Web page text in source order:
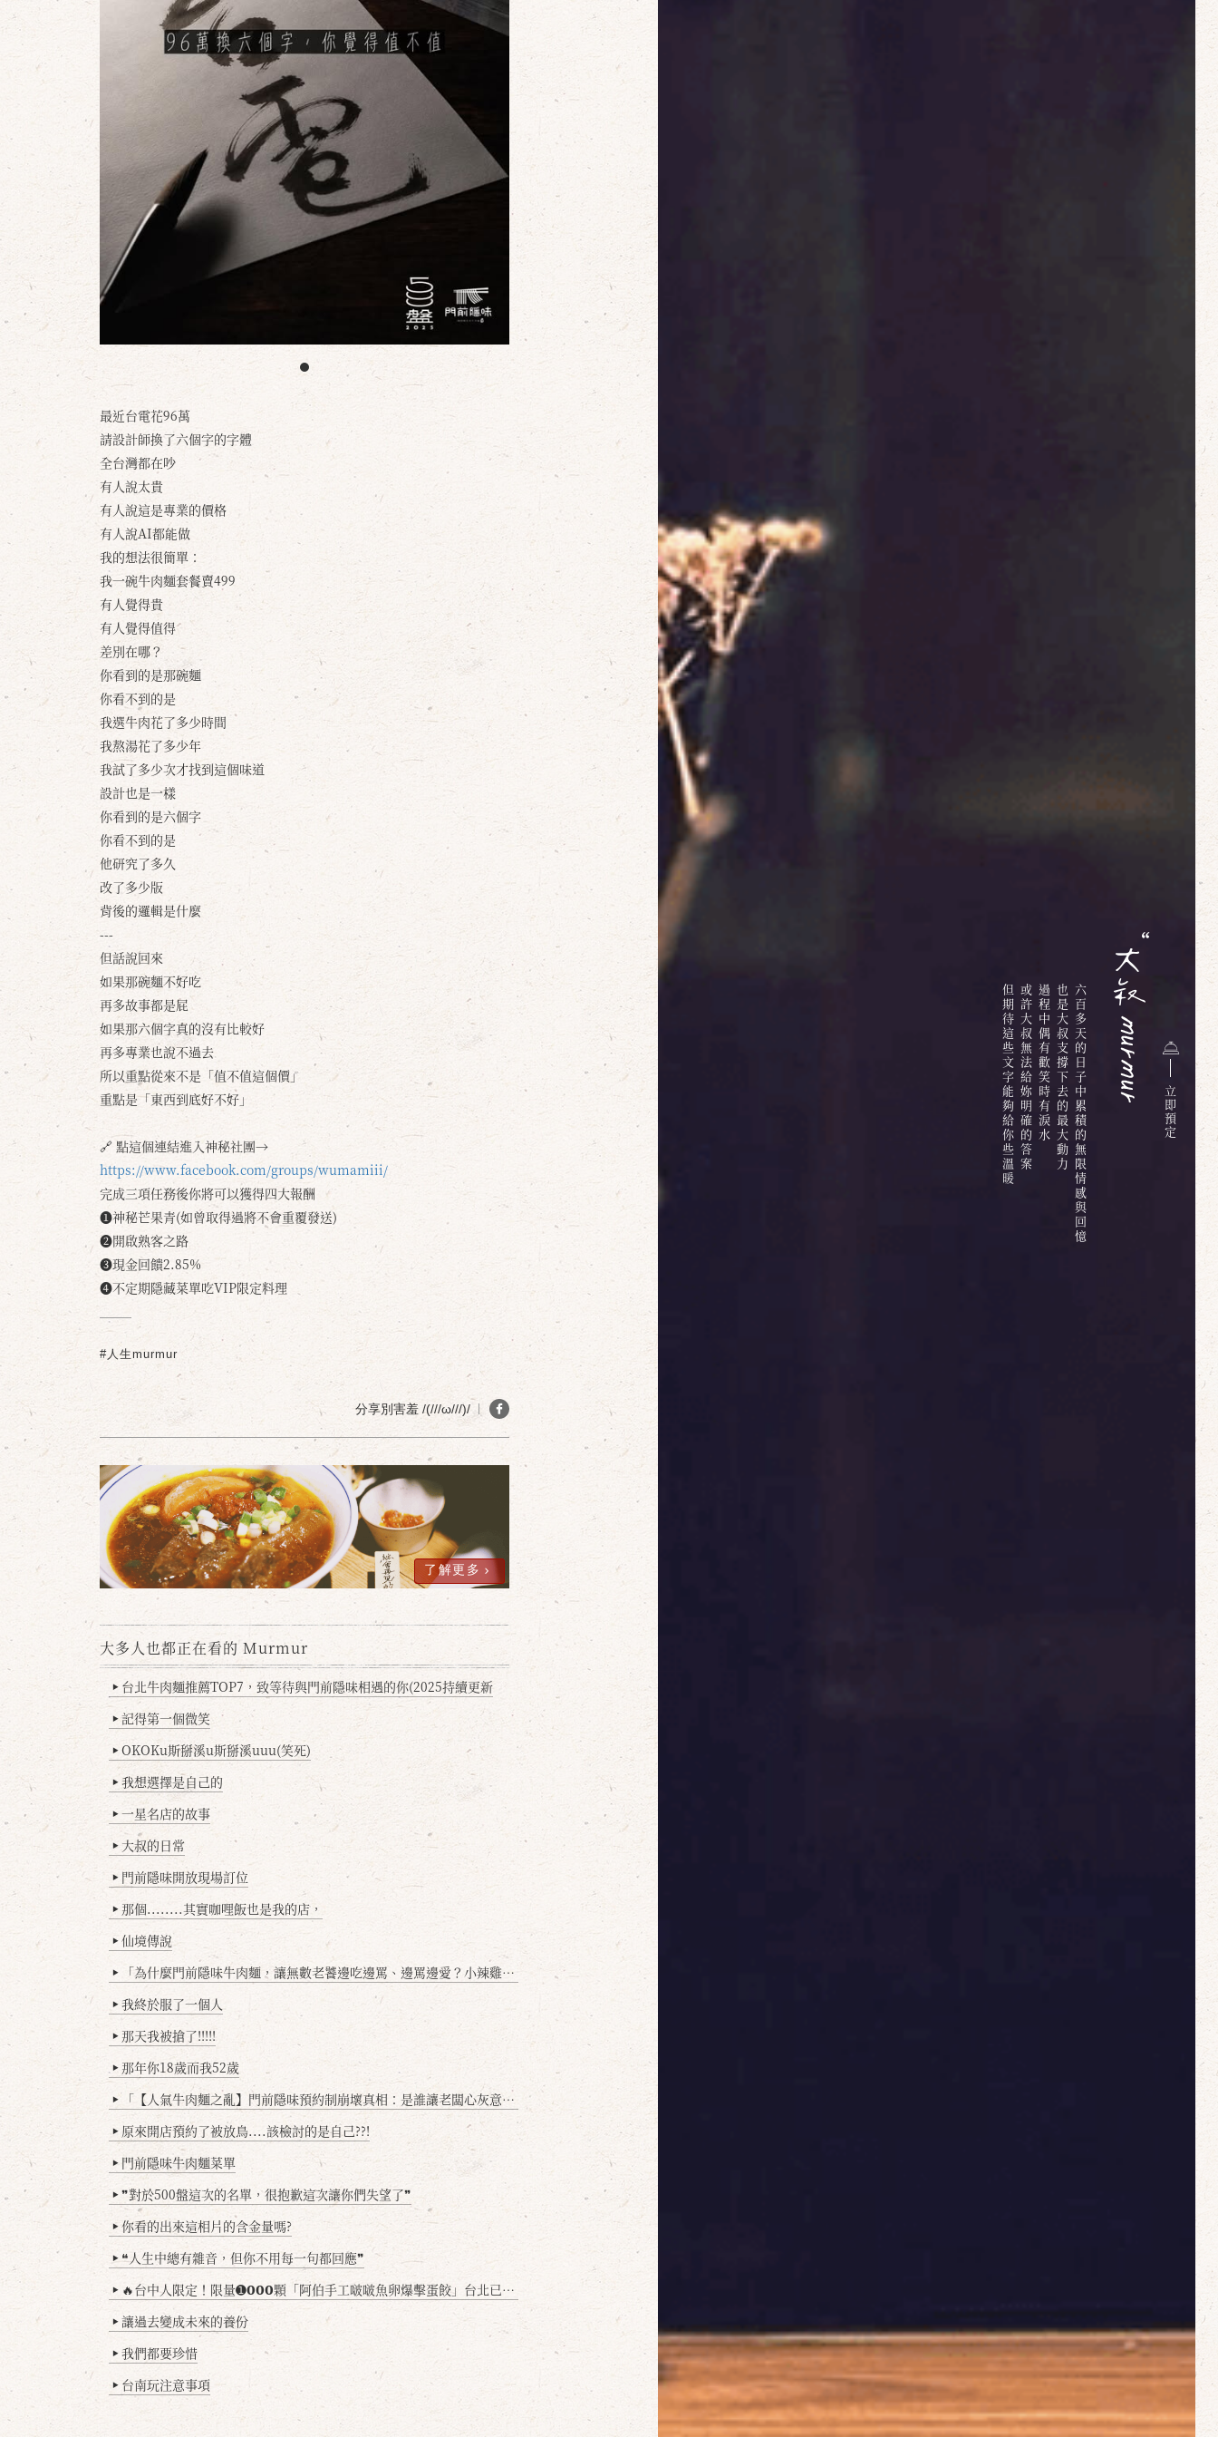
六百多天的日子中累積的無限情感與回憶
也是大叔支撐下去的最大動力
過程中偶有歡笑時有淚水
或許大叔無法給妳明確的答案
但期待這些文字能夠給你些溫暖
最近台電花96萬
請設計師換了六個字的字體
全台灣都在吵
有人說太貴
有人說這是專業的價格
有人說AI都能做
我的想法很簡單：
我一碗牛肉麵套餐賣499
有人覺得貴
有人覺得值得
差別在哪？
你看到的是那碗麵
你看不到的是
我選牛肉花了多少時間
我熬湯花了多少年
我試了多少次才找到這個味道
設計也是一樣
你看到的是六個字
你看不到的是
他研究了多久
改了多少版
背後的邏輯是什麼
---
但話說回來
如果那碗麵不好吃
再多故事都是屁
如果那六個字真的沒有比較好
再多專業也說不過去
所以重點從來不是「值不值這個價」
重點是「東西到底好不好」
🔗 點這個連結進入神秘社團→
https://www.facebook.com/groups/wumamiii/
完成三項任務後你將可以獲得四大報酬
❶神秘芒果青(如曾取得過將不會重覆發送)
❷開啟熟客之路
❸現金回饋2.85%
❹不定期隱藏菜單吃VIP限定料理
#人生murmur
分享別害羞 /(///ω///)/
了解更多
大多人也都正在看的 Murmur
▶ 台北牛肉麵推薦TOP7，致等待與門前隱味相遇的你(2025持續更新
▶ 記得第一個微笑
▶ OKOKu斯掰溪u斯掰溪uuu(笑死)
▶ 我想選擇是自己的
▶ 一星名店的故事
▶ 大叔的日常
▶ 門前隱味開放現場訂位
▶ 那個........其實咖哩飯也是我的店，
▶ 仙境傳說
▶ 「為什麼門前隱味牛肉麵，讓無數老饕邊吃邊罵、邊罵邊愛？小辣雞揭密！」
▶ 我終於服了一個人
▶ 那天我被搶了!!!!!
▶ 那年你18歲而我52歲
▶ 「【人氣牛肉麵之亂】門前隱味預約制崩壞真相：是誰讓老闆心灰意冷？」
▶ 原來開店預約了被放鳥....該檢討的是自己??!
▶ 門前隱味牛肉麵菜單
▶ ❞對於500盤這次的名單，很抱歉這次讓你們失望了❞
▶ 你看的出來這相片的含金量嗎?
▶ ❝人生中總有雜音，但你不用每一句都回應❞
▶ 🔥台中人限定！限量➊𝟬𝟬𝟬顆「阿伯手工啵啵魚卵爆擊蛋餃」台北已被搶爆2萬顆，最後名額門前隱味只留給你！🥟💥
▶ 讓過去變成未來的養份
▶ 我們都要珍惜
▶ 台南玩注意事項
立
即
預
定